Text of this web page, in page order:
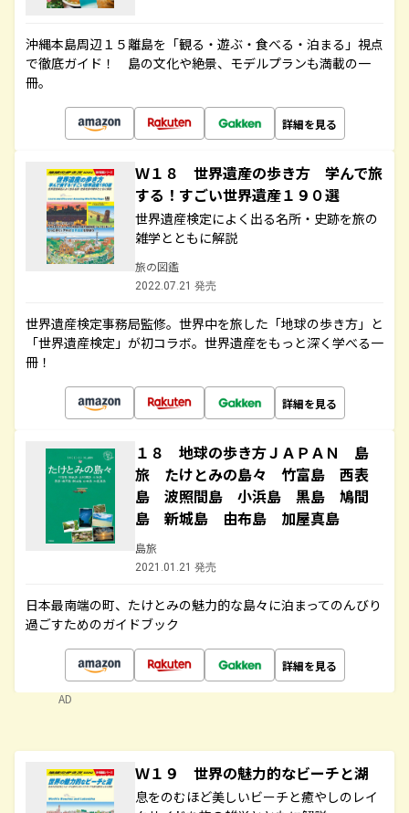
沖縄本島周辺１５離島を「観る・遊ぶ・食べる・泊まる」視点
で徹底ガイド！ 島の文化や絶景、モデルプランも満載の一
冊。
詳細を見る
Ｗ１８ 世界遺産の歩き方 学んで旅
する！すごい世界遺産１９０選
世界遺産検定によく出る名所・史跡を旅の
雑学とともに解説
旅の図鑑
2022.07.21 発売
世界遺産検定事務局監修。世界中を旅した「地球の歩き方」と
「世界遺産検定」が初コラボ。世界遺産をもっと深く学べる一
冊！
詳細を見る
１８ 地球の歩き方ＪＡＰＡＮ 島
旅 たけとみの島々 竹富島 西表
島 波照間島 小浜島 黒島 鳩間
島 新城島 由布島 加屋真島
島旅
2021.01.21 発売
日本最南端の町、たけとみの魅力的な島々に泊まってのんびり
過ごすためのガイドブック
詳細を見る
AD
Ｗ１９ 世界の魅力的なビーチと湖
息をのむほど美しいビーチと癒やしのレイ